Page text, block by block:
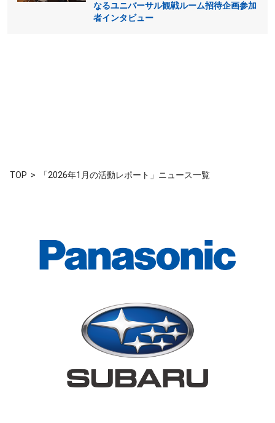
なるユニバーサル観戦ルーム招待企画参加
者インタビュー
TOP 「2026年1月の活動レポート」ニュース一覧